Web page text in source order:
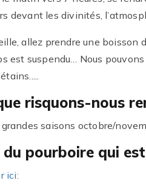
devant les divinités,
allez prendre une boisson
est suspendu… Nous
risquons-nous
saisons octobre/
pourboire qui
ici: